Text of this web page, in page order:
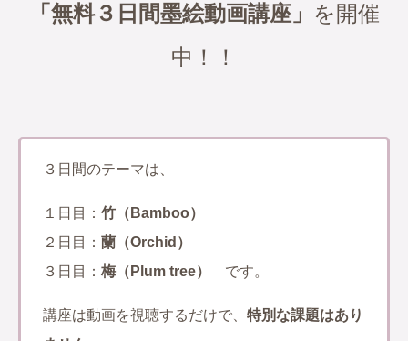
「無料３日間墨絵動画講座」
を開催
中！！
３日間のテーマは、
１日目： 竹（Bamboo）
２日目： 蘭（Orchid）
３日目： 梅（Plum tree） です。
講座は動画を視聴するだけで、 特別な課題はあり